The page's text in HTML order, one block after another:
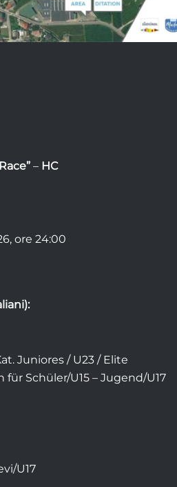
– HC
ore 24:00
Juniores / U23 / Elite
Schüler/U15 – Jugend/U17
U17